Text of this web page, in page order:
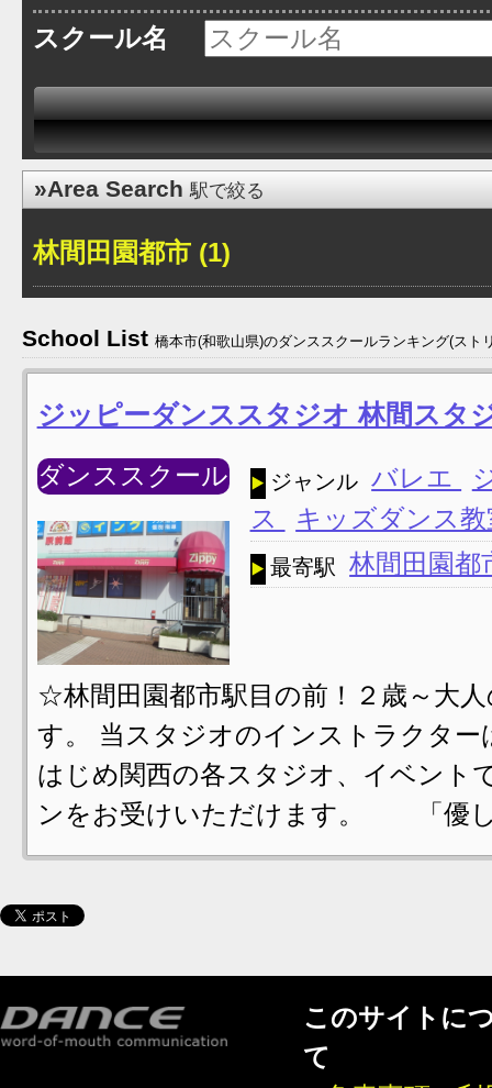
スクール名
»Area Search駅で絞る
林間田園都市 (1)
School List 橋本市(和歌山県)のダンススクールランキング(スト
ジッピーダンススタジオ 林間スタ
ダンススクール ジャンル バレエ
ス
キッズダンス
最寄駅 林間田園
☆林間田園都市駅目の前！２歳～大
す。 当スタジオのインストラクタ
はじめ関西の各スタジオ、イベント
ンをお受けいただけます。 「優
このサイトに
て